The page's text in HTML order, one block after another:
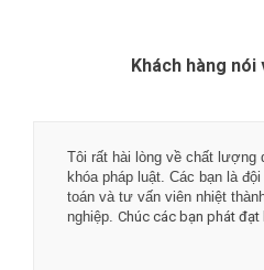
Khách hàng
Tôi rất hài lòng về chất lượng
khóa pháp luật. Các bạn là
toán và tư vấn viên nhiệt
nghiệp.Chúc các bạn phát đạt